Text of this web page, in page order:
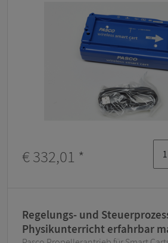
€ 332,01 *
Regelungs- und
Physikunterricht erfahrbar